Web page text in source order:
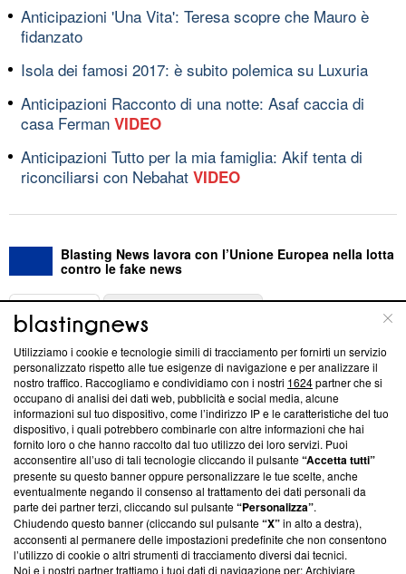
Anticipazioni 'Una Vita': Teresa scopre che Mauro è
fidanzato
Isola dei famosi 2017: è subito polemica su Luxuria
Anticipazioni Racconto di una notte: Asaf caccia di
casa Ferman VIDEO
Anticipazioni Tutto per la mia famiglia: Akif tenta di
riconciliarsi con Nebahat VIDEO
Blasting News lavora con l’Unione Europea nella lotta
contro le fake news
ABOUT
Questa sezione offre informazioni trasparenti su Blasting
News, sui nostri processi editoriali e su come ci impegniamo a
creare news di qualità. Inoltre, afferma la nostra aderenza a
‘Trust Project - News with Integrity’Blasting News non è
ancora membro del programma, ma ha richiesto di farne
parte; Trust Project non ha ancora effettuato una verifica di
conformità agli standard.
Su di noi
Team editoriale
Utilizziamo i cookie e tecnologie simili di tracciamento per fornirti un servizio
personalizzato rispetto alle tue esigenze di navigazione e per analizzare il
nostro traffico. Raccogliamo e condividiamo con i nostri 1624partner che si
occupano di analisi dei dati web, pubblicità e social media, alcune
informazioni sul tuo dispositivo, come l’indirizzo IP e le caratteristiche del tuo
dispositivo, i quali potrebbero combinarle con altre informazioni che hai
fornito loro o che hanno raccolto dal tuo utilizzo dei loro servizi. Puoi
acconsentire all’uso di tali tecnologie cliccando il pulsante“Accetta tutti”
presente su questo banner oppure personalizzare le tue scelte, anche
eventualmente negando il consenso al trattamento dei dati personali da
parte dei partner terzi, cliccando sul pulsante“Personalizza”.
Chiudendo questo banner (cliccando sul pulsante“X”in alto a destra),
acconsenti al permanere delle impostazioni predefinite che non consentono
l’utilizzo di cookie o altri strumenti di tracciamento diversi dai tecnici.
Noi e i nostri partner trattiamo i tuoi dati di navigazione per: Archiviare